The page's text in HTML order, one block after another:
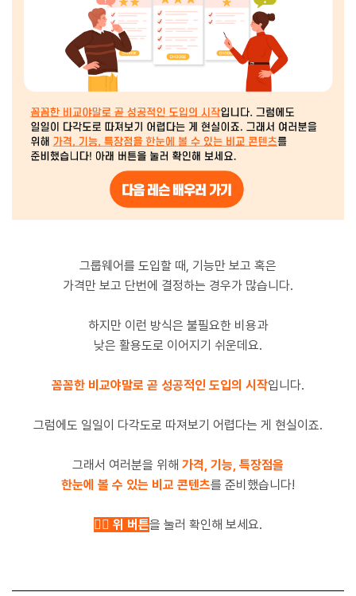
그룹웨어를 도입할 때, 기능만 보고 혹은
가격만 보고 단번에 결정하는 경우가 많습니다.
하지만 이런 방식은 불필요한 비용과
낮은 활용도로 이어지기 쉬운데요.
꼼꼼한 비교야말로 곧 성공적인 도입의 시작입니다.
그럼에도 일일이 다각도로 따져보기 어렵다는 게 현실이죠.
그래서 여러분을 위해 가격, 기능, 특장점을
한눈에 볼 수 있는 비교 콘텐츠를 준비했습니다!
👆🏼 위 버튼을 눌러 확인해 보세요.